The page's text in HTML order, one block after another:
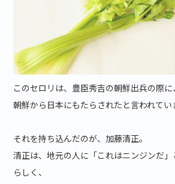
このセロリは、豊臣秀吉の朝鮮出兵の際に、
朝鮮から日本にもたらされたと言われてい
それを持ち込んだのが、加藤清正。
清正は、地元の人に「これはニンジンだ
らしく、